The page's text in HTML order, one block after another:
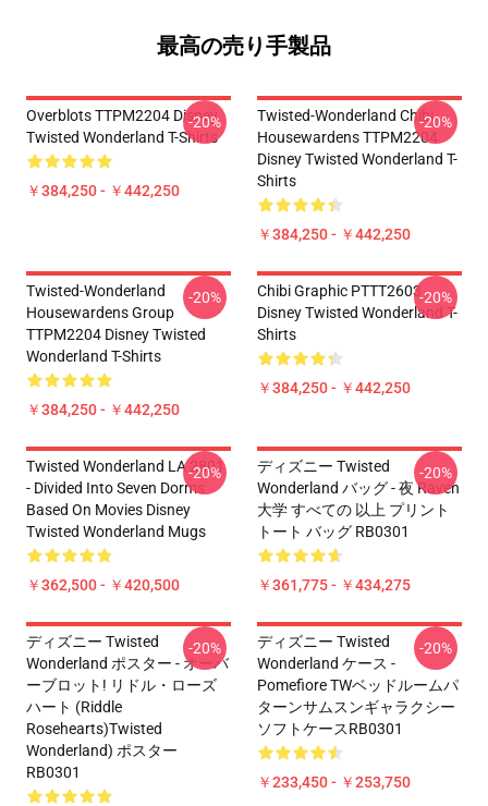
最高の売り手製品
Overblots TTPM2204 Disney
Twisted Wonderland T-Shirts
￥384,250 - ￥442,250
-20%
Twisted-Wonderland Chibi
Housewardens TTPM2204
Disney Twisted Wonderland T-
Shirts
￥384,250 - ￥442,250
-20%
Twisted-Wonderland
Housewardens Group
TTPM2204 Disney Twisted
Wonderland T-Shirts
￥384,250 - ￥442,250
-20%
Chibi Graphic PTTT2603
Disney Twisted Wonderland T-
Shirts
￥384,250 - ￥442,250
-20%
Twisted Wonderland LA 2801
- Divided Into Seven Dorms
Based On Movies Disney
Twisted Wonderland Mugs
￥362,500 - ￥420,500
-20%
ディズニー Twisted
Wonderland バッグ - 夜 Raven
大学 すべての 以上 プリント
トート バッグ RB0301
￥361,775 - ￥434,275
-20%
ディズニー Twisted
Wonderland ポスター - オーバ
ーブロット! リドル・ローズ
ハート (Riddle
Rosehearts)Twisted
Wonderland) ポスター
RB0301
-20%
ディズニー Twisted
Wonderland ケース -
Pomefiore TWベッドルームパ
ターンサムスンギャラクシー
ソフトケースRB0301
￥233,450 - ￥253,750
-20%